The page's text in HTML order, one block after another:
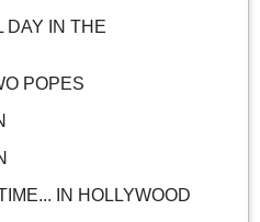
DAY IN THE
POPES
IN HOLLYWOOD